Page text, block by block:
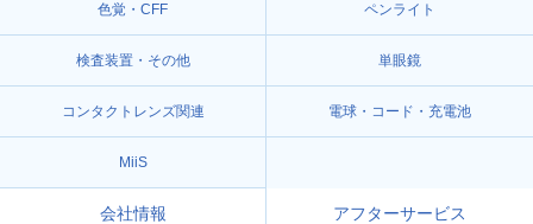
色覚・CFF ペンライト
検査装置・その他 単眼鏡
コンタクトレンズ関連 電球・コード・充電池
MiiS
会社情報 アフターサービス